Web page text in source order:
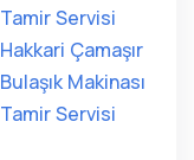
Tamir Servisi
Hakkari Çamaşır
Bulaşık Makinası
Tamir Servisi